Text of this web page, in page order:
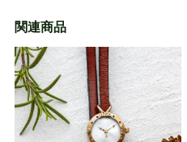
関連商品